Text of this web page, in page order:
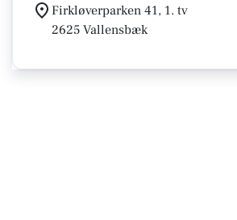
Firkløverparken 41, 1. tv
2625 Vallensbæk